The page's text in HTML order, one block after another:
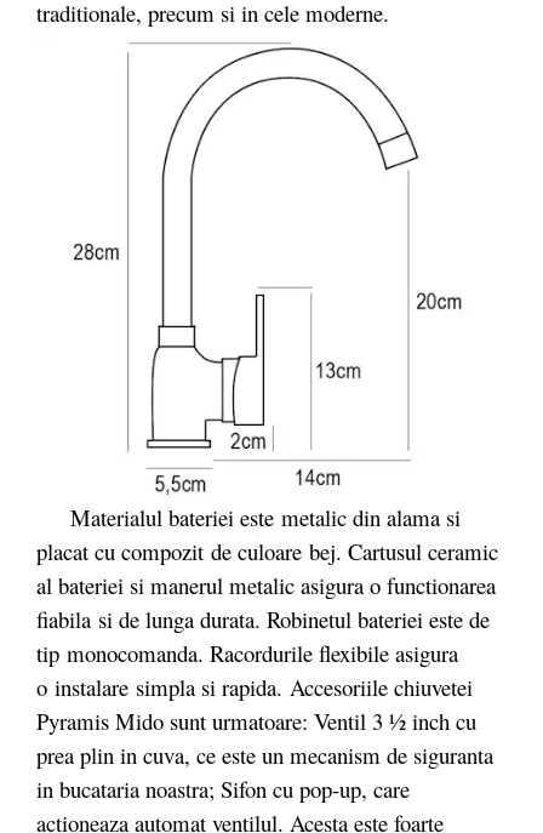
traditionale, precum si in cele moderne.
Materialul bateriei este metalic din alama si
placat cu compozit de culoare bej. Cartusul ceramic
al bateriei si manerul metalic asigura o functionarea
fiabila si de lunga durata. Robinetul bateriei este de
tip monocomanda. Racordurile flexibile asigura
o instalare simpla si rapida. Accesoriile chiuvetei
Pyramis Mido sunt urmatoare: Ventil 3 ½ inch cu
prea plin in cuva, ce este un mecanism de siguranta
in bucataria noastra; Sifon cu pop-up, care
actioneaza automat ventilul. Acesta este foarte